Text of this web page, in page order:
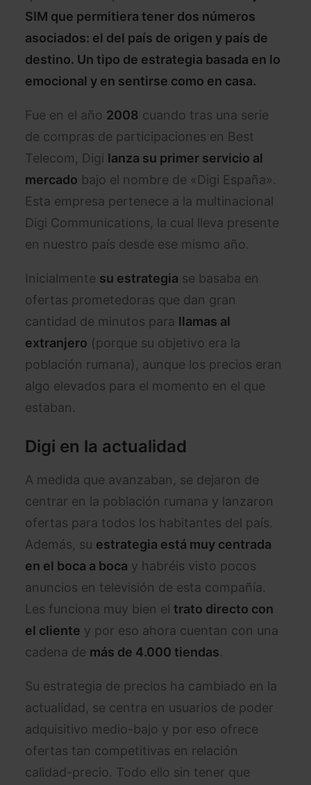
SIM que permitiera tener dos números
asociados: el del país de origen y país de
destino. Un tipo de estrategia basada en lo
emocional y en sentirse como en casa.
Fue en el año 2008 cuando tras una serie
de compras de participaciones en Best
Telecom, Digi lanza su primer servicio al
mercado bajo el nombre de «Digi España».
Esta empresa pertenece a la multinacional
Digi Communications, la cual lleva presente
en nuestro país desde ese mismo año.
Inicialmente su estrategia se basaba en
ofertas prometedoras que dan gran
cantidad de minutos para llamas al
extranjero (porque su objetivo era la
población rumana), aunque los precios eran
algo elevados para el momento en el que
estaban.
Digi en la actualidad
A medida que avanzaban, se dejaron de
centrar en la población rumana y lanzaron
ofertas para todos los habitantes del país.
Además, su estrategia está muy centrada
en el boca a boca y habréis visto pocos
anuncios en televisión de esta compañía.
Les funciona muy bien el trato directo con
el cliente y por eso ahora cuentan con una
cadena de más de 4.000 tiendas.
Su estrategia de precios ha cambiado en la
actualidad, se centra en usuarios de poder
adquisitivo medio-bajo y por eso ofrece
ofertas tan competitivas en relación
calidad-precio. Todo ello sin tener que